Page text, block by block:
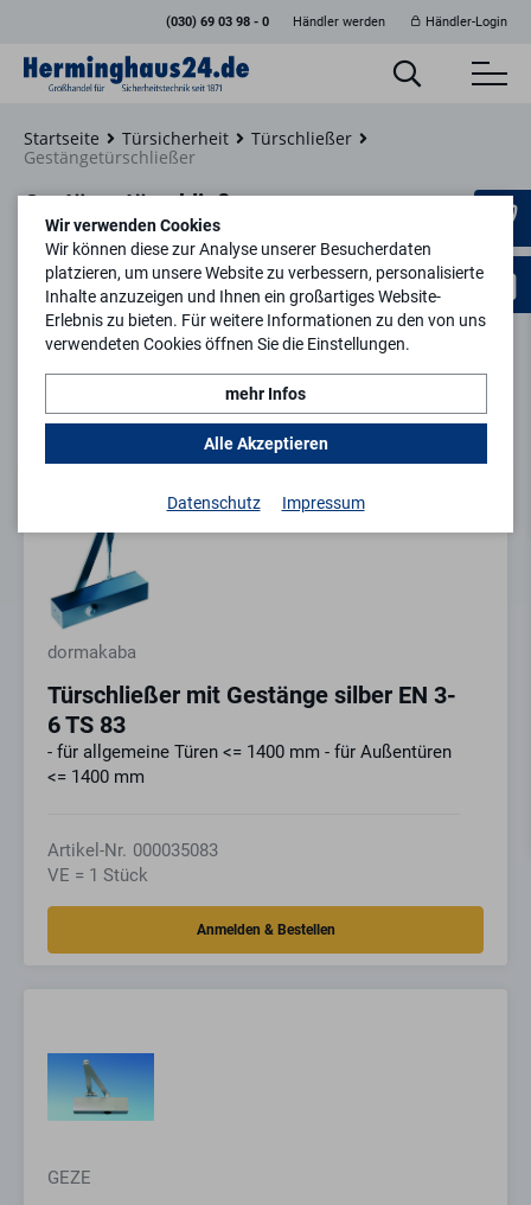
(030) 69 03 98 - 0 Händler werden Händler-Login
Startseite Türsicherheit
Türschließer
Gestängetürschließer
Gestängetürschließer
Filtern
1 2 3 4 keyboard_arrow_right
dormakaba
Türschließer mit Gestänge silber EN 3-
6 TS 83
- für allgemeine Türen <= 1400 mm - für Außentüren
<= 1400 mm
Artikel-Nr. 000035083
VE = 1 Stück
GEZE
Wir verwenden Cookies
Wir können diese zur Analyse unserer Besucherdaten
platzieren, um unsere Website zu verbessern, personalisierte
Inhalte anzuzeigen und Ihnen ein großartiges Website-
Erlebnis zu bieten. Für weitere Informationen zu den von uns
verwendeten Cookies öffnen Sie die Einstellungen.
mehr Infos
Alle Akzeptieren
Datenschutz Impressum